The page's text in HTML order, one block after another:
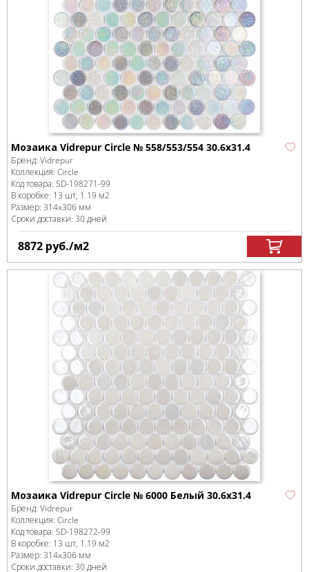
Мозаика Vidrepur Circle № 558/553/554 30.6х31.4
Бренд: Vidrepur
Коллекция: Circle
Код товара: SD-198271-99
В коробке: 13 шт, 1.19 м2
Размер: 314x306 мм
Сроки доставки: 30 дней
8872 руб./м2
Мозаика Vidrepur Circle № 6000 Белый 30.6х31.4
Бренд: Vidrepur
Коллекция: Circle
Код товара: SD-198272-99
В коробке: 13 шт, 1.19 м2
Размер: 314x306 мм
Сроки доставки: 30 дней